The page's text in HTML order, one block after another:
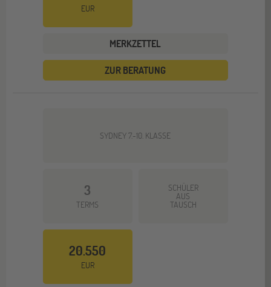
EUR
MERKZETTEL
ZUR BERATUNG
SYDNEY 7.-10. KLASSE
3
TERMS
SCHÜLER
AUS
TAUSCH
20.550
EUR